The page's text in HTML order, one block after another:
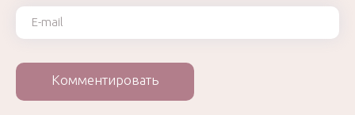
Ваш e-mail
Комментировать